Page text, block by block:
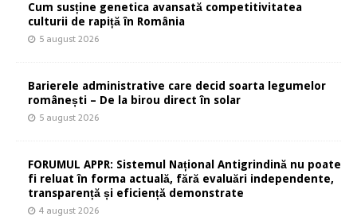
Cum susține genetica avansată competitivitatea
culturii de rapiță în România
5 august 2026
Barierele administrative care decid soarta legumelor
românești – De la birou direct în solar
5 august 2026
FORUMUL APPR: Sistemul Național Antigrindină nu poate
fi reluat în forma actuală, fără evaluări independente,
transparență și eficiență demonstrate
4 august 2026